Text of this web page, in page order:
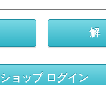
ショップ ログイン